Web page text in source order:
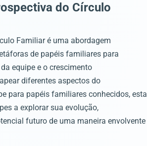
do Círculo
Familiar é uma abordagem
de papéis familiares para
equipe e o crescimento
diferentes aspectos do
para papéis familiares conhecidos, esta
a explorar sua evolução,
futuro de uma maneira envolvente